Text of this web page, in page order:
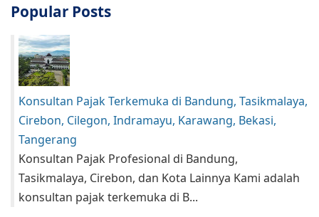
Popular Posts
Konsultan Pajak Terkemuka di Bandung, Tasikmalaya,
Cirebon, Cilegon, Indramayu, Karawang, Bekasi,
Tangerang
Konsultan Pajak Profesional di Bandung,
Tasikmalaya, Cirebon, dan Kota Lainnya Kami adalah
konsultan pajak terkemuka di B...